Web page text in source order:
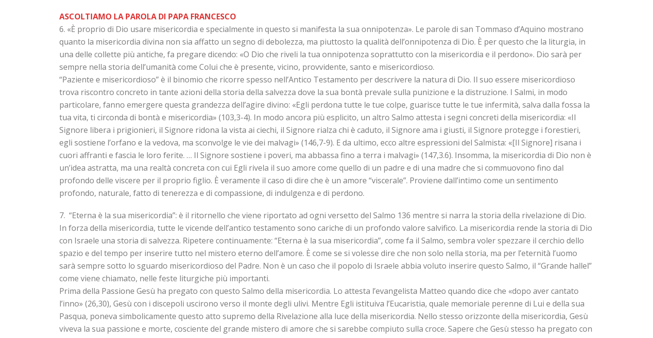
ASCOLTIAMO LA PAROLA DI PAPA FRANCESCO
6. «È proprio di Dio usare misericordia e specialmente in questo si manifesta la sua onnipotenza». Le parole di san Tommaso d’Aquino mostrano
quanto la misericordia divina non sia affatto un segno di debolezza, ma piuttosto la qualità dell’onnipotenza di Dio. È per questo che la liturgia, in
una delle collette più antiche, fa pregare dicendo: «O Dio che riveli la tua onnipotenza soprattutto con la misericordia e il perdono». Dio sarà per
sempre nella storia dell’umanità come Colui che è presente, vicino, provvidente, santo e misericordioso.
“Paziente e misericordioso” è il binomio che ricorre spesso nell’Antico Testamento per descrivere la natura di Dio. Il suo essere misericordioso
trova riscontro concreto in tante azioni della storia della salvezza dove la sua bontà prevale sulla punizione e la distruzione. I Salmi, in modo
particolare, fanno emergere questa grandezza dell’agire divino: «Egli perdona tutte le tue colpe, guarisce tutte le tue infermità, salva dalla fossa la
tua vita, ti circonda di bontà e misericordia» (103,3-4). In modo ancora più esplicito, un altro Salmo attesta i segni concreti della misericordia: «Il
Signore libera i prigionieri, il Signore ridona la vista ai ciechi, il Signore rialza chi è caduto, il Signore ama i giusti, il Signore protegge i forestieri,
egli sostiene l’orfano e la vedova, ma sconvolge le vie dei malvagi» (146,7-9). E da ultimo, ecco altre espressioni del Salmista: «[Il Signore] risana i
cuori affranti e fascia le loro ferite. … Il Signore sostiene i poveri, ma abbassa fino a terra i malvagi» (147,3.6). Insomma, la misericordia di Dio non è
un’idea astratta, ma una realtà concreta con cui Egli rivela il suo amore come quello di un padre e di una madre che si commuovono fino dal
profondo delle viscere per il proprio figlio. È veramente il caso di dire che è un amore “viscerale”. Proviene dall’intimo come un sentimento
profondo, naturale, fatto di tenerezza e di compassione, di indulgenza e di perdono.
7. “Eterna è la sua misericordia”: è il ritornello che viene riportato ad ogni versetto del Salmo 136 mentre si narra la storia della rivelazione di Dio.
In forza della misericordia, tutte le vicende dell’antico testamento sono cariche di un profondo valore salvifico. La misericordia rende la storia di Dio
con Israele una storia di salvezza. Ripetere continuamente: “Eterna è la sua misericordia”, come fa il Salmo, sembra voler spezzare il cerchio dello
spazio e del tempo per inserire tutto nel mistero eterno dell’amore. È come se si volesse dire che non solo nella storia, ma per l’eternità l’uomo
sarà sempre sotto lo sguardo misericordioso del Padre. Non è un caso che il popolo di Israele abbia voluto inserire questo Salmo, il “Grande hallel”
come viene chiamato, nelle feste liturgiche più importanti.
Prima della Passione Gesù ha pregato con questo Salmo della misericordia. Lo attesta l’evangelista Matteo quando dice che «dopo aver cantato
l’inno» (26,30), Gesù con i discepoli uscirono verso il monte degli ulivi. Mentre Egli istituiva l’Eucaristia, quale memoriale perenne di Lui e della sua
Pasqua, poneva simbolicamente questo atto supremo della Rivelazione alla luce della misericordia. Nello stesso orizzonte della misericordia, Gesù
viveva la sua passione e morte, cosciente del grande mistero di amore che si sarebbe compiuto sulla croce. Sapere che Gesù stesso ha pregato con